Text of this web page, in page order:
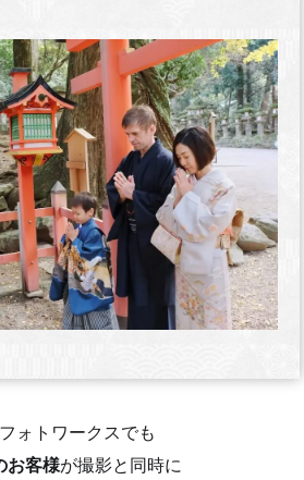
ォトワークスでも
お客様が撮影と同時に